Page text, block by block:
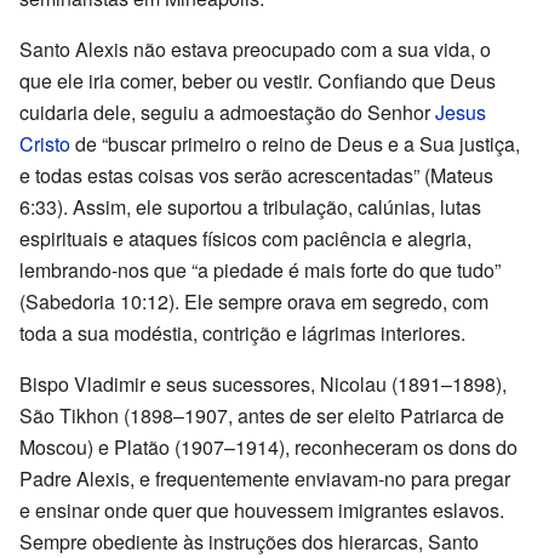
Santo Alexis não estava preocupado com a sua vida, o
que ele iria comer, beber ou vestir. Confiando que Deus
cuidaria dele, seguiu a admoestação do SenhorJesus
Cristode “buscar primeiro o reino de Deus e a Sua justiça,
e todas estas coisas vos serão acrescentadas” (Mateus
6:33). Assim, ele suportou a tribulação, calúnias, lutas
espirituais e ataques físicos com paciência e alegria,
lembrando-nos que “a piedade é mais forte do que tudo”
(Sabedoria 10:12). Ele sempre orava em segredo, com
toda a sua modéstia, contrição e lágrimas interiores.
Bispo Vladimir e seus sucessores, Nicolau (1891–1898),
São Tikhon (1898–1907, antes de ser eleito Patriarca de
Moscou) e Platão (1907–1914), reconheceram os dons do
Padre Alexis, e frequentemente enviavam-no para pregar
e ensinar onde quer que houvessem imigrantes eslavos.
Sempre obediente às instruções dos hierarcas, Santo